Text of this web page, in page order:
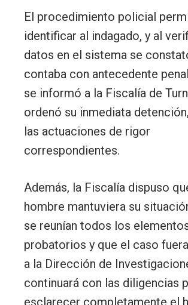
El procedimiento policial
identificar al indagado, y al
datos en el sistema se
contaba con antecedente
se informó a la Fiscalía de
ordenó su inmediata
las actuaciones de rigor
correspondientes.
Además, la Fiscalía dispuso
hombre mantuviera su
se reunían todos los
probatorios y que el caso
a la Dirección de
continuará con las diligencias
esclarecer completamente el